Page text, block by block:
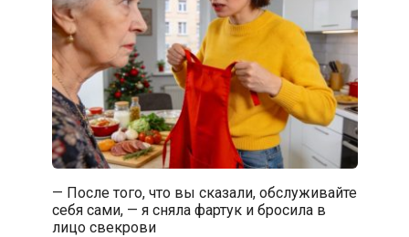
— После того, что вы сказали, обслуживайте
себя сами, — я сняла фартук и бросила в
лицо свекрови